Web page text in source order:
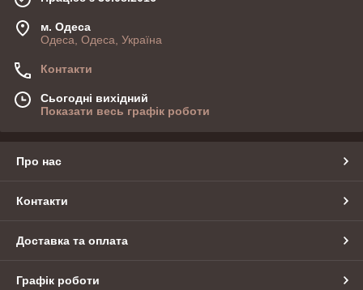
м. Одеса
Одеса, Одеса, Україна
Контакти
Сьогодні вихідний
Показати весь графік роботи
Про нас
Контакти
Доставка та оплата
Графік роботи